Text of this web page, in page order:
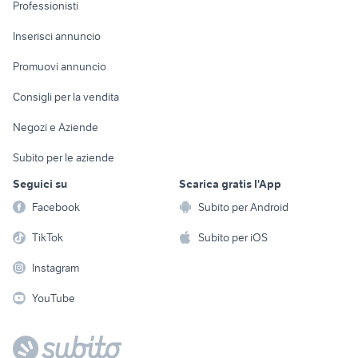
Console e
Fotografia
Telefonia
Biciclette
Professionisti
Inserisci annuncio
Promuovi annuncio
Consigli per la vendita
Negozi e Aziende
Subito per le aziende
Seguici su
Facebook
TikTok
Instagram
YouTube
Scarica gratis l'App
Subito per Android
Subito per iOS